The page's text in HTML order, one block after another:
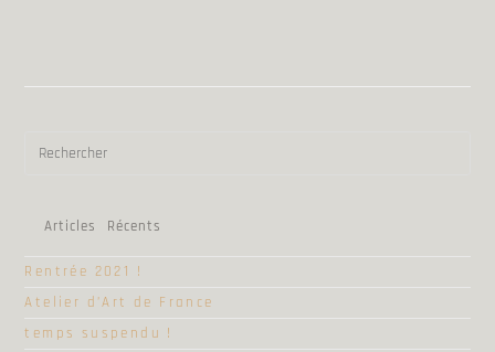
Articles Récents
Rentrée 2021 !
Atelier d’Art de France
temps suspendu !